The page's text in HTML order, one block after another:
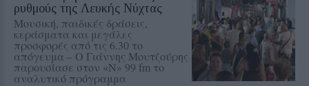
ρυθμούς της Λευκής Νύχτας
Μουσική, παιδικές δράσεις,
κεράσματα και μεγάλες
προσφορές από τις 6.30 το
απόγευμα – Ο Γιάννης Μουτζούρης
παρουσίασε στον «Ν» 99 fm το
αναλυτικό πρόγραμμα